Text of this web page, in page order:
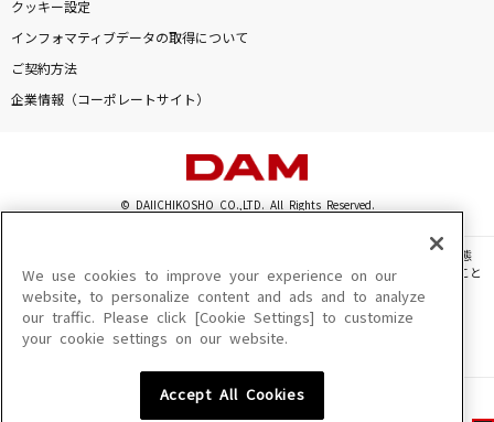
クッキー設定
インフォマティブデータの取得について
ご契約方法
企業情報（コーポレートサイト）
© DAIICHIKOSHO CO.,LTD. All Rights Reserved.
このサイトに掲載されている一切の文章・画像・写真・動画・音声等を、手段や形態
を問わず、著作権法の定める範囲を超えて無断で複製、転載、ファイル化などすること
を禁じます。
楽曲及びコンテンツは、機種によりご利用いただけない場合があります。
楽曲及びコンテンツの配信日、配信内容が変更になる場合があります。
We use cookies to improve your experience on our
website, to personalize content and ads and to analyze
our traffic. Please click [Cookie Settings] to customize
your cookie settings on our website.
Accept All Cookies